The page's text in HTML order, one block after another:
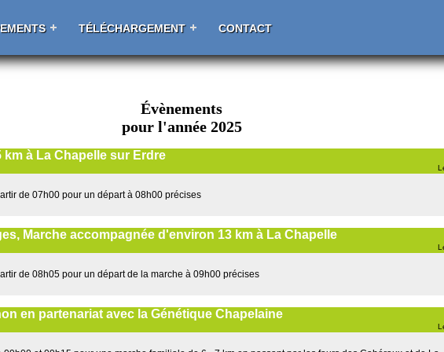
TÉLÉCHARGEMENT CONTACT
Évènements
pour l'année 2025
km à La Chapelle sur Erdre
de 07h00 pour un départ à 08h00 précises
Marche accompagnée d'environ 13 km à La Chapelle
de 08h05 pour un départ de la marche à 09h00 précises
en partenariat avec la Génétique Chapelaine